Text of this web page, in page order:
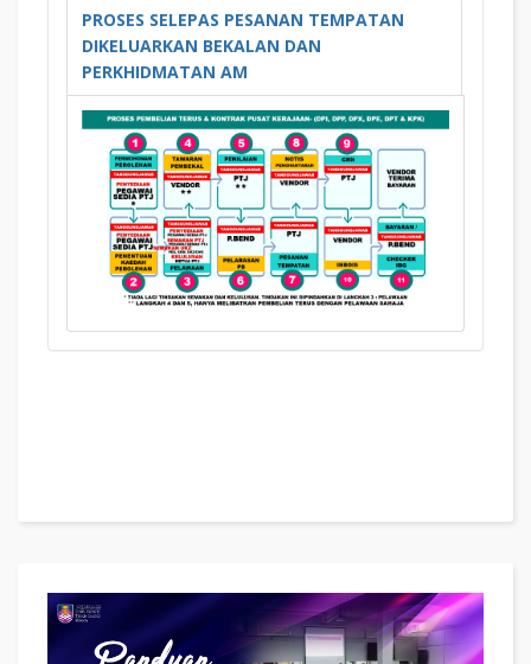
PROSES SELEPAS PESANAN TEMPATAN
DIKELUARKAN BEKALAN DAN
PERKHIDMATAN AM